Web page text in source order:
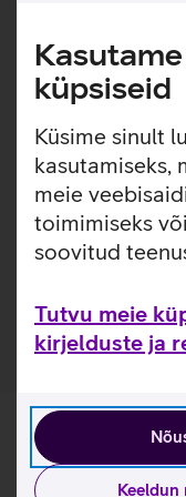
küpsiseid
Küsime sinult
kasutamiseks,
meie
toimimiseks
soovitud
Tutvu meie
kirjelduste ja
Apple kaarditasku
ka mugav.
krediitkaardite
tagumisele küljele
mugavalt kinnitada
Kasulikud lingid
Tutvu kaarditasku